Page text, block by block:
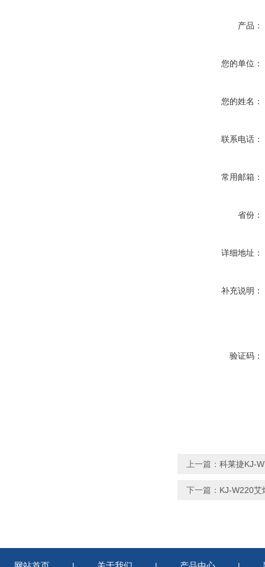
产品：
您的单位：
您的姓名：
联系电话：
常用邮箱：
省份：
详细地址：
补充说明：
验证码：
上一篇： 科莱捷KJ-
下一篇： KJ-W220艾